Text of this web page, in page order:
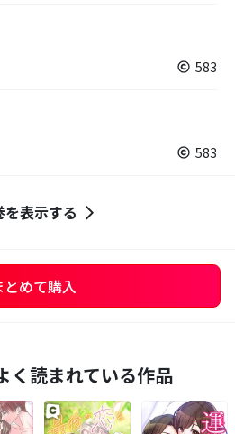
583
583
を表示する
とめて購入
く読まれている作品